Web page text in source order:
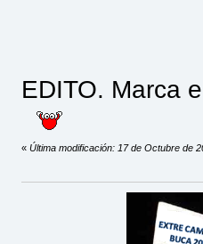
EDITO. Marca
«Última modificación: 17 de Octubre de